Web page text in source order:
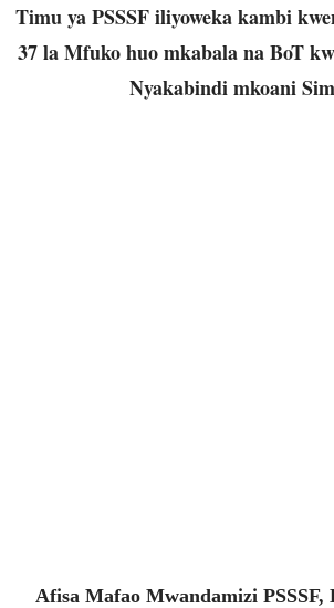
Timu ya PSSSF iliyoweka kambi
37 la Mfuko huo mkabala na BoT
Nyakabindi mkoani
Afisa Mafao Mwandamizi